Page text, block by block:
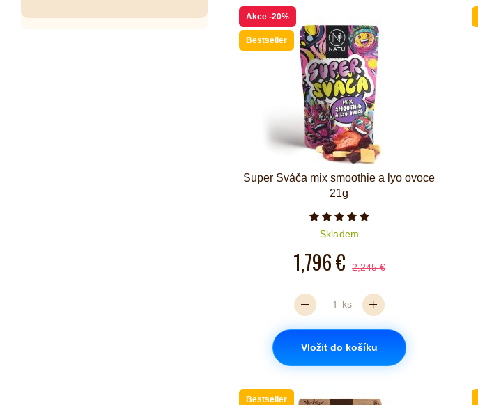
Akce -20%
Bestseller
Super Sváča mix smoothie a lyo ovoce
21g
Počet hvězdiček je 5 z 5
Skladem
1,796 € 2,245 €
ks
Vložit do košíku
Bestseller